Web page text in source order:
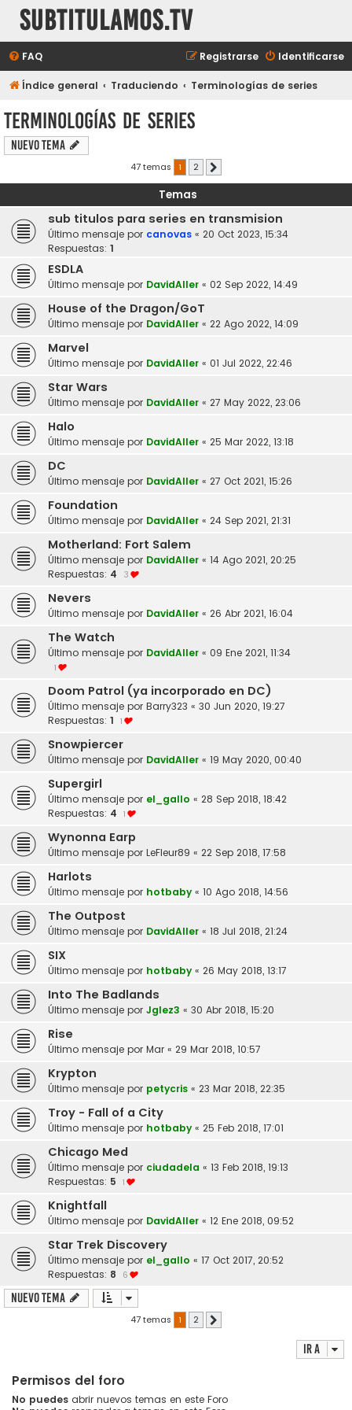
subtitulamos.tv
FAQ Identificarse
Registrarse
Índice general Traduciendo Terminologías de series
Terminologías de series
Nuevo Tema
47 temas 1 2
Temas
sub titulos para series en transmision
Último mensaje por canovas « 20 Oct 2023, 15:34
Respuestas: 1
ESDLA
Último mensaje por DavidAller « 02 Sep 2022, 14:49
House of the Dragon/GoT
Último mensaje por DavidAller « 22 Ago 2022, 14:09
Marvel
Último mensaje por DavidAller « 01 Jul 2022, 22:46
Star Wars
Último mensaje por DavidAller « 27 May 2022, 23:06
Halo
Último mensaje por DavidAller « 25 Mar 2022, 13:18
DC
Último mensaje por DavidAller « 27 Oct 2021, 15:26
Foundation
Último mensaje por DavidAller « 24 Sep 2021, 21:31
Motherland: Fort Salem
Último mensaje por DavidAller « 14 Ago 2021, 20:25
Respuestas: 4 3
Nevers
Último mensaje por DavidAller « 26 Abr 2021, 16:04
The Watch
Último mensaje por DavidAller « 09 Ene 2021, 11:34
1
Doom Patrol (ya incorporado en DC)
Último mensaje por Barry323 « 30 Jun 2020, 19:27
Respuestas: 1 1
Snowpiercer
Último mensaje por DavidAller « 19 May 2020, 00:40
Supergirl
Último mensaje por el_gallo « 28 Sep 2018, 18:42
Respuestas: 4 1
Wynonna Earp
Último mensaje por LeFleur89 « 22 Sep 2018, 17:58
Harlots
Último mensaje por hotbaby « 10 Ago 2018, 14:56
The Outpost
Último mensaje por DavidAller « 18 Jul 2018, 21:24
SIX
Último mensaje por hotbaby « 26 May 2018, 13:17
Into The Badlands
Último mensaje por Jglez3 « 30 Abr 2018, 15:20
Rise
Último mensaje por Mar « 29 Mar 2018, 10:57
Krypton
Último mensaje por petycris « 23 Mar 2018, 22:35
Troy - Fall of a City
Último mensaje por hotbaby « 25 Feb 2018, 17:01
Chicago Med
Último mensaje por ciudadela « 13 Feb 2018, 19:13
Respuestas: 5 1
Knightfall
Último mensaje por DavidAller « 12 Ene 2018, 09:52
Star Trek Discovery
Último mensaje por el_gallo « 17 Oct 2017, 20:52
Respuestas: 8 6
Nuevo Tema
47 temas 1 2
Ir a
Permisos del foro
No puedes abrir nuevos temas en este Foro